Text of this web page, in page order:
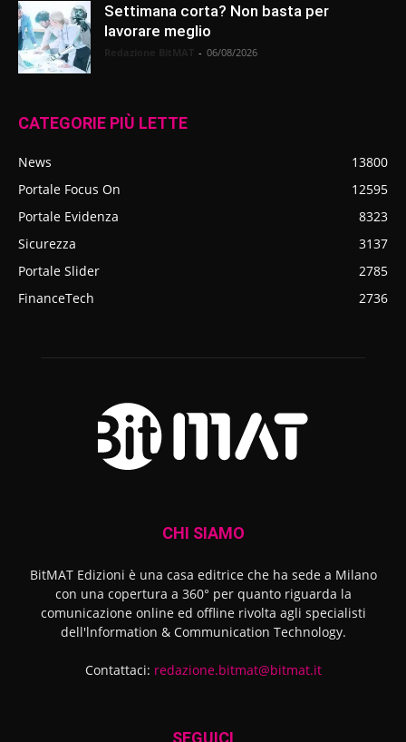
Settimana corta? Non basta per
lavorare meglio
- 06/08/2026
CATEGORIE PIÙ LETTE
News
13800
Portale Focus On
12595
Portale Evidenza
8323
Sicurezza
3137
Portale Slider
2785
FinanceTech
2736
CHI SIAMO
BitMAT Edizioni è una casa editrice che ha sede a Milano
con una copertura a 360° per quanto riguarda la
comunicazione online ed offline rivolta agli specialisti
dell'lnformation & Communication Technology.
Contattaci: redazione.bitmat@bitmat.it
SEGUICI